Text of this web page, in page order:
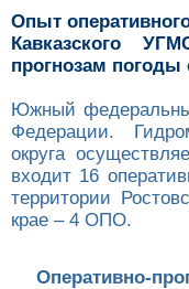
Опыт
Кавказского
прогнозам погоды
Южный
Федерации.
округа
входит 16
территории
крае – 4 ОПО.
Оперативно-